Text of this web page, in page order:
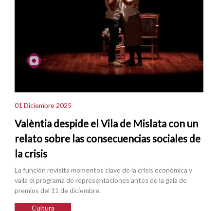
01 Diciembre 2025
Valèntia despide el Vila de Mislata con un
relato sobre las consecuencias sociales de
la crisis
La función revisita momentos clave de la crisis económica y
valla el programa de representaciones antes de la gala de
premios del 11 de diciembre.
Cultura